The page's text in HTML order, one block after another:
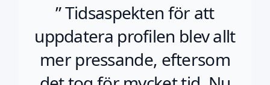
” Tidsaspekten för att
uppdatera profilen blev allt
mer pressande, eftersom